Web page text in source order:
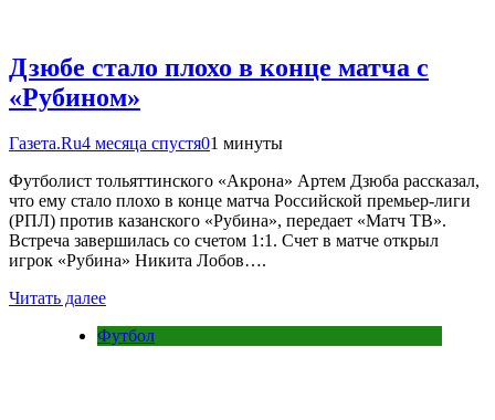
Дзюбе стало плохо в конце матча с
«Рубином»
Газета.Ru4 месяца спустя01 минуты
Футболист тольяттинского «Акрона» Артем Дзюба рассказал,
что ему стало плохо в конце матча Российской премьер-лиги
(РПЛ) против казанского «Рубина», передает «Матч ТВ».
Встреча завершилась со счетом 1:1. Счет в матче открыл
игрок «Рубина» Никита Лобов….
Читать далее
Футбол